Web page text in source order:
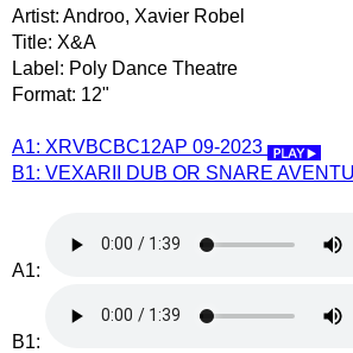
Artist: Androo, Xavier Robel
Title: X&A
Label: Poly Dance Theatre
Format: 12"
A1: XRVBCBC12AP 09-2023
B1: VEXARII DUB OR SNARE
A1:
B1: